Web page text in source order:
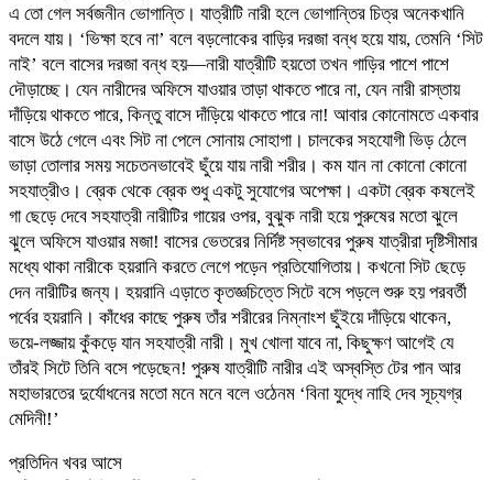
এ তো গেল সর্বজনীন ভোগান্তি। যাত্রীটি নারী হলে ভোগান্তির চিত্র অনেকখানি
বদলে যায়। ‘ভিক্ষা হবে না’ বলে বড়লোকের বাড়ির দরজা বন্ধ হয়ে যায়, তেমনি ‘সিট
নাই’ বলে বাসের দরজা বন্ধ হয়—নারী যাত্রীটি হয়তো তখন গাড়ির পাশে পাশে
দৌড়াচ্ছে। যেন নারীদের অফিসে যাওয়ার তাড়া থাকতে পারে না, যেন নারী রাস্তায়
দাঁড়িয়ে থাকতে পারে, কিন্তু বাসে দাঁড়িয়ে থাকতে পারে না! আবার কোনোমতে একবার
বাসে উঠে গেলে এবং সিট না পেলে সোনায় সোহাগা। চালকের সহযোগী ভিড় ঠেলে
ভাড়া তোলার সময় সচেতনভাবেই ছুঁয়ে যায় নারী শরীর। কম যান না কোনো কোনো
সহযাত্রীও। ব্রেক থেকে ব্রেক শুধু একটু সুযোগের অপেক্ষা। একটা ব্রেক কষলেই
গা ছেড়ে দেবে সহযাত্রী নারীটির গায়ের ওপর, বুঝুক নারী হয়ে পুরুষের মতো ঝুলে
ঝুলে অফিসে যাওয়ার মজা! বাসের ভেতরের নির্দিষ্ট স্বভাবের পুরুষ যাত্রীরা দৃষ্টিসীমার
মধ্যে থাকা নারীকে হয়রানি করতে লেগে পড়েন প্রতিযোগিতায়। কখনো সিট ছেড়ে
দেন নারীটির জন্য। হয়রানি এড়াতে কৃতজ্ঞচিত্তে সিটে বসে পড়লে শুরু হয় পরবর্তী
পর্বের হয়রানি। কাঁধের কাছে পুরুষ তাঁর শরীরের নিম্নাংশ ছুঁইয়ে দাঁড়িয়ে থাকেন,
ভয়ে-লজ্জায় কুঁকড়ে যান সহযাত্রী নারী। মুখ খোলা যাবে না, কিছুক্ষণ আগেই যে
তাঁরই সিটে তিনি বসে পড়েছেন! পুরুষ যাত্রীটি নারীর এই অস্বস্তি টের পান আর
মহাভারতের দুর্যোধনের মতো মনে মনে বলে ওঠেনম ‘বিনা যুদ্ধে নাহি দেব সূচ্যগ্র
মেদিনী!’
প্রতিদিন খবর আসে